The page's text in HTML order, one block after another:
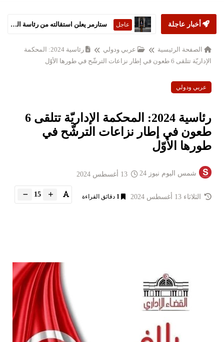
أخبار عاجلة عاجل ستارمر يعلن استقالته من رئاسة الحكومة البريطانية
الصفحة الرئيسية عربي ودولي
رئاسية 2024: المحكمة
الإداريّة تتلقى 6 طعون في إطار نزاعات الترشّح في طورها الأوّل
عربي ودولي
رئاسية 2024: المحكمة الإداريّة تتلقى 6
طعون في إطار نزاعات الترشّح في
طورها الأوّل
شمس اليوم نيوز 24
الثلاثاء 13 أغسطس 2024 1 دقائق القراءة 15